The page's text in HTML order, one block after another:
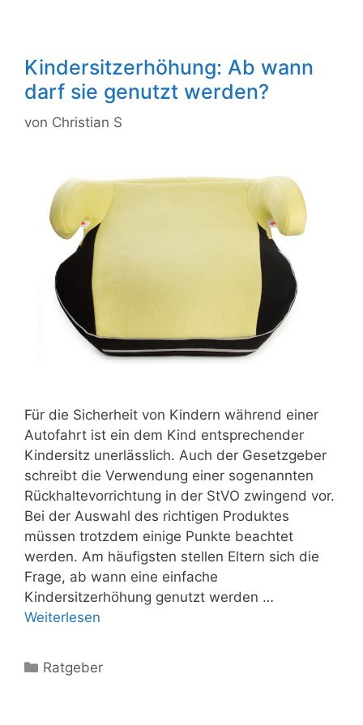
Kindersitzerhöhung: Ab wann
darf sie genutzt werden?
von Christian S
Für die Sicherheit von Kindern während einer
Autofahrt ist ein dem Kind entsprechender
Kindersitz unerlässlich. Auch der Gesetzgeber
schreibt die Verwendung einer sogenannten
Rückhaltevorrichtung in der StVO zwingend vor.
Bei der Auswahl des richtigen Produktes
müssen trotzdem einige Punkte beachtet
werden. Am häufigsten stellen Eltern sich die
Frage, ab wann eine einfache
Kindersitzerhöhung genutzt werden …
Weiterlesen
Kategorien
Ratgeber